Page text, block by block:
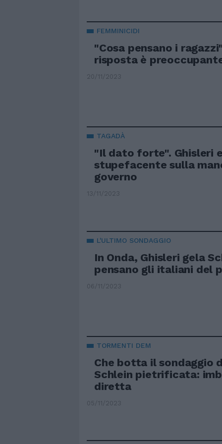
FEMMINICIDI
"Cosa pensano i
risposta è
20/11/2023
TAGADÀ
"Il dato forte". Ghisleri
stupefacente sulla
governo
13/11/2023
L'ULTIMO SONDAGGIO
In Onda, Ghisleri gela
pensano gli italiani del
06/11/2023
TORMENTI DEM
Che botta il sondaggio
Schlein pietrificata:
diretta
05/11/2023